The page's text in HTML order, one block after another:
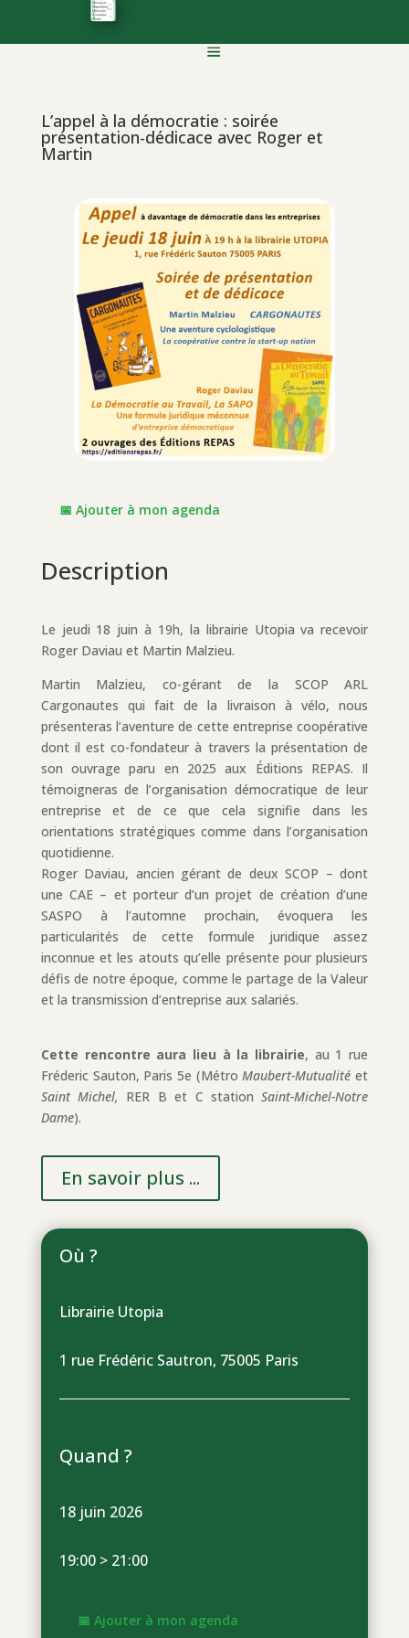
L’appel à la démocratie : soirée
présentation-dédicace avec Roger et
Martin
📅 Ajouter à mon agenda
Description
Le jeudi 18 juin à 19h, la librairie Utopia va recevoir
Roger Daviau et Martin Malzieu.
Martin Malzieu, co-gérant de la SCOP ARL
Cargonautes qui fait de la livraison à vélo, nous
présenteras l’aventure de cette entreprise coopérative
dont il est co-fondateur à travers la présentation de
son ouvrage paru en 2025 aux Éditions REPAS. Il
témoigneras de l’organisation démocratique de leur
entreprise et de ce que cela signifie dans les
orientations stratégiques comme dans l’organisation
quotidienne.
Roger Daviau, ancien gérant de deux SCOP – dont
une CAE – et porteur d’un projet de création d’une
SASPO à l’automne prochain, évoquera les
particularités de cette formule juridique assez
inconnue et les atouts qu’elle présente pour plusieurs
défis de notre époque, comme le partage de la Valeur
et la transmission d’entreprise aux salariés.
Cette rencontre aura lieu à la librairie, au 1 rue
Fréderic Sauton, Paris 5e (MétroMaubert-Mutualité et
Saint Michel, RER B et C stationSaint-Michel-Notre
Dame).
En savoir plus ...
Où ?
Librairie Utopia
1 rue Frédéric Sautron, 75005 Paris
Quand ?
18 juin 2026
19:00 > 21:00
📅 Ajouter à mon agenda